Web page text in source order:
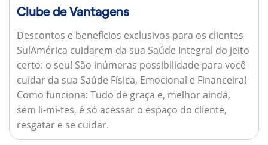
Clube de Vantagens
Descontos e benefícios exclusivos para os clientes
SulAmérica cuidarem da sua Saúde Integral do jeito
certo: o seu! São inúmeras possibilidade para você
cuidar da sua Saúde Física, Emocional e Financeira!
Como funciona: Tudo de graça e, melhor ainda,
sem li-mi-tes, é só acessar o espaço do cliente,
resgatar e se cuidar.